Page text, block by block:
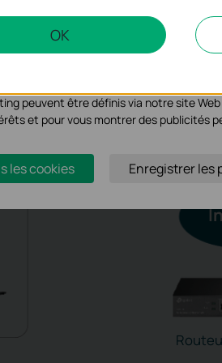
compte
Cloud-
OK
et marketing
peuvent être définis via notre site
et pour vous montrer des publicités
les cookies Enregistrer les